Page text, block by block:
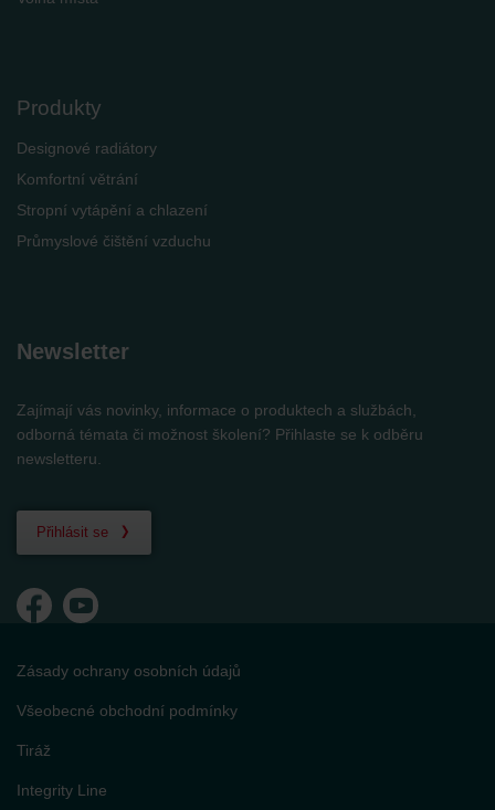
Produkty
Designové radiátory
Komfortní větrání
Stropní vytápění a chlazení
Průmyslové čištění vzduchu
Newsletter
Zajímají vás novinky, informace o produktech a službách,
odborná témata či možnost školení? Přihlaste se k odběru
newsletteru.
Přihlásit se
Zásady ochrany osobních údajů
Všeobecné obchodní podmínky
Tiráž
Integrity Line